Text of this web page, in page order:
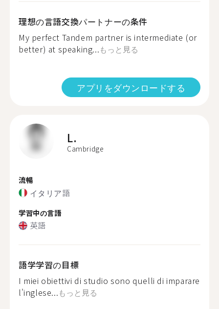
理想の言語交換パートナーの条件
My perfect Tandem partner is intermediate (or
better) at speaking...もっと見る
アプリをダウンロードする
L.
Cambridge
流暢
イタリア語
学習中の言語
英語
語学学習の目標
I miei obiettivi di studio sono quelli di imparare
l'inglese...もっと見る